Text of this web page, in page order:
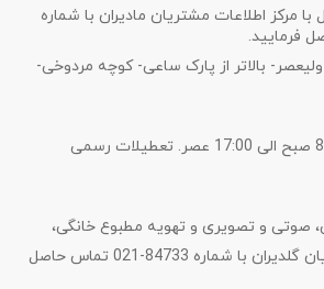
مرکز اطلاعات مشتریان مادیران با شماره
بالاتر از پارک ساعی- کوچه مردوخی-
شنبه تا پنج شنبه : از 8 صبح الی 17:00 عصر. تعطیلات رسمی
صوتی و تصویری و تهویه مطبوع خانگی،
با مرکز اطلاعات مشتریان گلدیران با شماره 84733-021 تماس حاصل